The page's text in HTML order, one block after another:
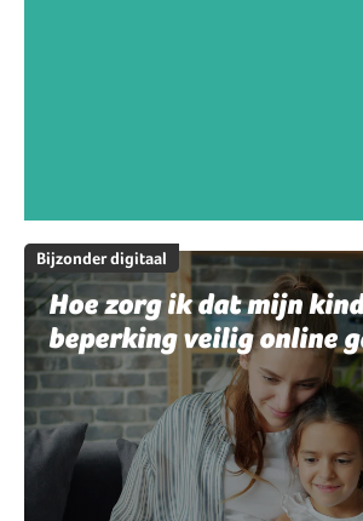
Bijzonder digitaal
Hoe zorg ik dat mijn
beperking veilig online